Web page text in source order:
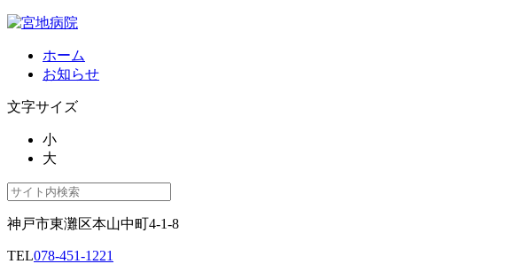
ホーム
お知らせ
文字サイズ
小
大
神戸市東灘区本山中町4-1-8
TEL078-451-1221